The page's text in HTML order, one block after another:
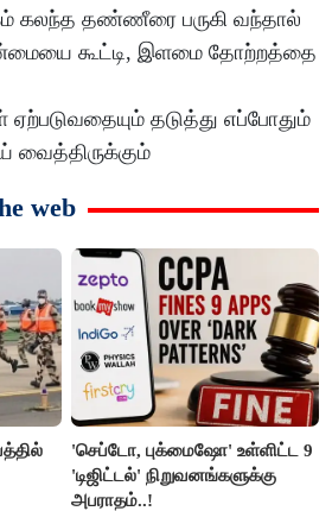
கலந்த தண்ணீரை பருகி வந்தால்
கூட்டி, இளமை தோற்றத்தை
ஏற்படுவதையும் தடுத்து எப்போதும்
வைத்திருக்கும்
web
'செப்டோ, புக்மைஷோ' உள்ளிட்ட 9
'டிஜிட்டல்' நிறுவனங்களுக்கு
அபராதம்..!